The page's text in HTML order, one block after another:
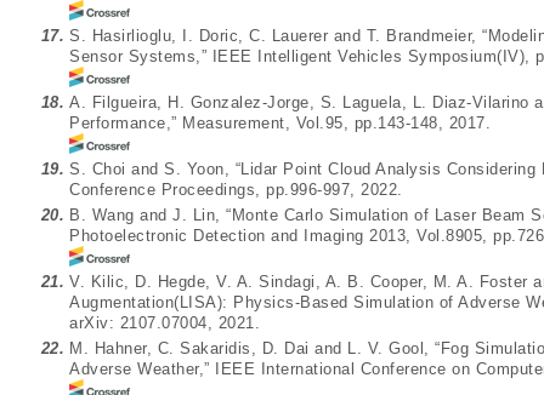
17. S. Hasirlioglu, I. Doric, C. Lauerer and T. Brandmeier,
Sensor Systems,” IEEE Intelligent Vehicles Symposium(IV),
18. A. Filgueira, H. Gonzalez-Jorge, S. Laguela, L. Diaz-Vilarino
Performance,” Measurement, Vol.95, pp.143-148, 2017.
19. S. Choi and S. Yoon, “Lidar Point Cloud Analysis
Conference Proceedings, pp.996-997, 2022.
20. B. Wang and J. Lin, “Monte Carlo Simulation of Laser Beam
Photoelectronic Detection and Imaging 2013, Vol.8905,
21. V. Kilic, D. Hegde, V. A. Sindagi, A. B. Cooper, M. A. Foster
Augmentation(LISA): Physics-Based Simulation of Adverse
arXiv: 2107.07004 , 2021.
22. M. Hahner, C. Sakaridis, D. Dai and L. V. Gool, “Fog
Adverse Weather,” IEEE International Conference on